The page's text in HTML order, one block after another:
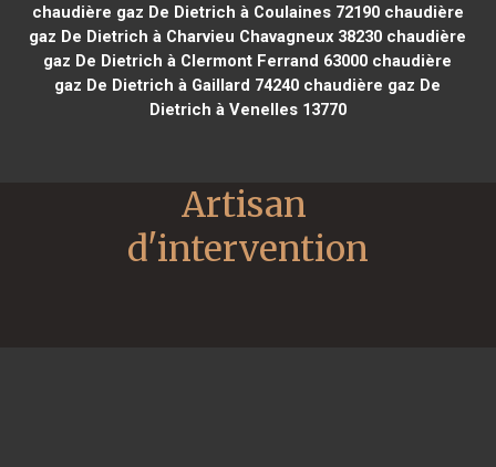
chaudière gaz De Dietrich à Coulaines 72190chaudière
gaz De Dietrich à Charvieu Chavagneux 38230 chaudière
gaz De Dietrich à Clermont Ferrand 63000 chaudière
gaz De Dietrich à Gaillard 74240 chaudière gaz De
Dietrich à Venelles 13770
Artisan
d'intervention